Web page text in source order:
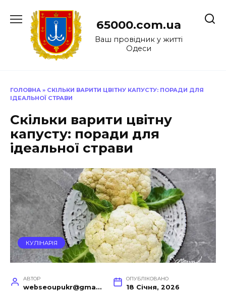
до
65000.com.ua
Ваш провідник у житті
Одеси
ГОЛОВНА » СКІЛЬКИ ВАРИТИ ЦВІТНУ КАПУСТУ: ПОРАДИ ДЛЯ
ІДЕАЛЬНОЇ СТРАВИ
Скільки варити цвітну
капусту: поради для
ідеальної страви
КУЛІНАРІЯ
АВТОР
webseoupukr@gmail.com
ОПУБЛІКОВАНО
18 Січня, 2026